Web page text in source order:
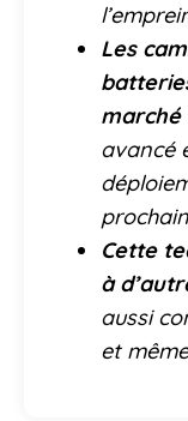
Les
marché
avancé
Cette
à
aussi
et